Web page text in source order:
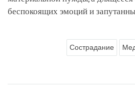
беспокоящих эмоций и
Сострадание